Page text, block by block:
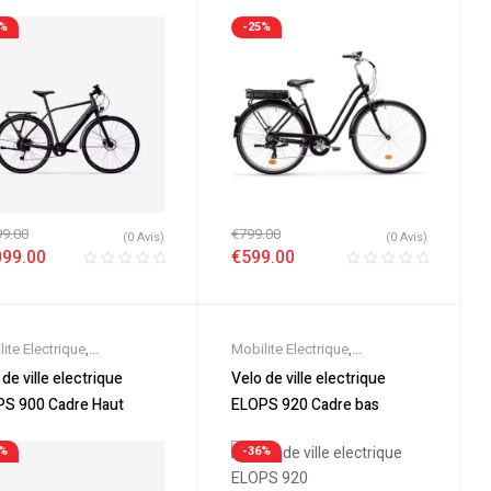
(0 Avis)
Electrique
-25%
€799.00
€599.00
(0 Avis)
Electrique,
,Promos &
,Vélo électrique ville
ville electrique
900 Cadre Haut
Mobilite Electrique,
Nouveautes,Promos &
Soldes,Vélo électrique ville
Electrique
Velo de ville electrique
ELOPS 920 Cadre bas
-36%